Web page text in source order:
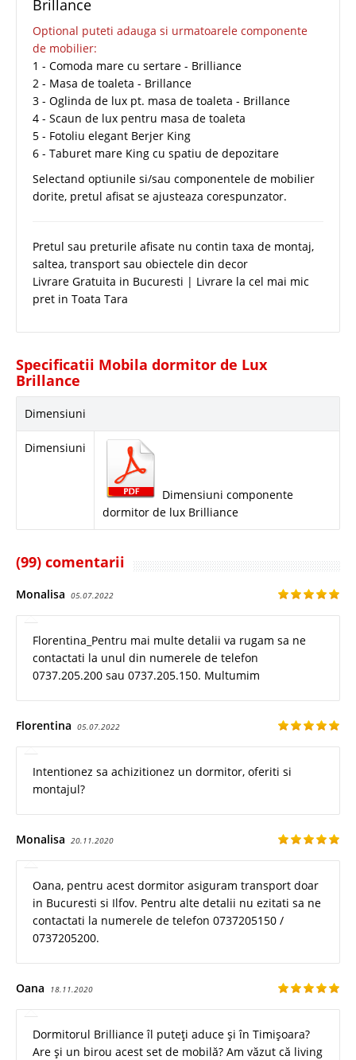
Brillance
Optional puteti adauga si urmatoarele componente
de mobilier:
1 - Comoda mare cu sertare - Brilliance
2 - Masa de toaleta - Brillance
3 - Oglinda de lux pt. masa de toaleta - Brillance
4 - Scaun de lux pentru masa de toaleta
5 - Fotoliu elegant Berjer King
6 - Taburet mare King cu spatiu de depozitare
Selectand optiunile si/sau componentele de mobilier
dorite, pretul afisat se ajusteaza corespunzator.
Pretul sau preturile afisate nu contin taxa de montaj,
saltea, transport sau obiectele din decor
Livrare Gratuita in Bucuresti | Livrare la cel mai mic
pret in Toata Tara
Specificatii Mobila dormitor de Lux
Brillance
Dimensiuni
Dimensiuni
Dimensiuni componente
dormitor de lux Brilliance
(99) comentarii
Monalisa 05.07.2022
Florentina_Pentru mai multe detalii va rugam sa ne
contactati la unul din numerele de telefon
0737.205.200 sau 0737.205.150. Multumim
Florentina 05.07.2022
Intentionez sa achizitionez un dormitor, oferiti si
montajul?
Monalisa 20.11.2020
Oana, pentru acest dormitor asiguram transport doar
in Bucuresti si Ilfov. Pentru alte detalii nu ezitati sa ne
contactati la numerele de telefon 0737205150 /
0737205200.
Oana 18.11.2020
Dormitorul Brilliance îl puteți aduce și în Timișoara?
Are și un birou acest set de mobilă? Am văzut că living